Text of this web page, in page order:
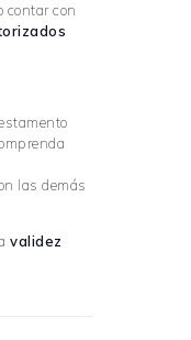
contar con
las demás
validez